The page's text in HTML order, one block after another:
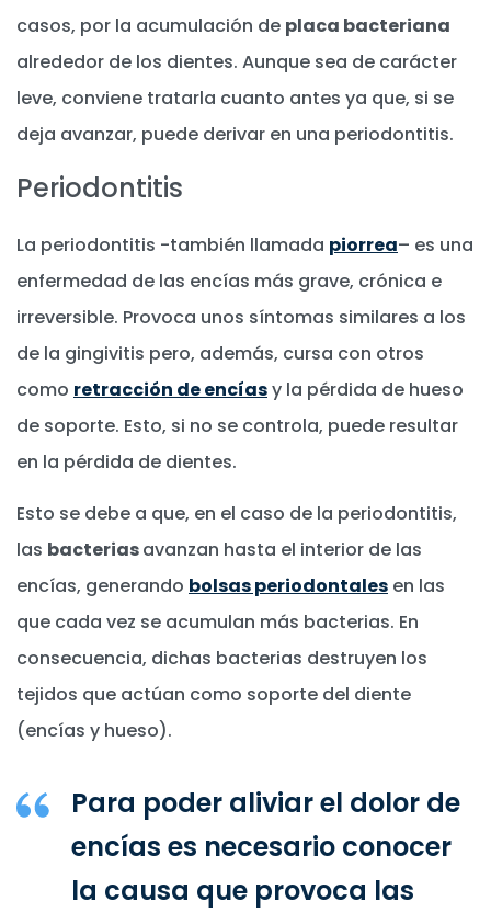
casos, por la acumulación de placa bacteriana
alrededor de los dientes. Aunque sea de carácter
leve, conviene tratarla cuanto antes ya que, si se
deja avanzar, puede derivar en una periodontitis.
Periodontitis
La periodontitis -también llamada piorrea– es una
enfermedad de las encías más grave, crónica e
irreversible. Provoca unos síntomas similares a los
de la gingivitis pero, además, cursa con otros
como retracción de encíasy la pérdida de hueso
de soporte. Esto, si no se controla, puede resultar
en la pérdida de dientes.
Esto se debe a que, en el caso de la periodontitis,
las bacteriasavanzan hasta el interior de las
encías, generando bolsas periodontales en las
que cada vez se acumulan más bacterias. En
consecuencia, dichas bacterias destruyen los
tejidos que actúan como soporte del diente
(encías y hueso).
Para poder aliviar el dolor de
encías es necesario conocer
la causa que provoca las